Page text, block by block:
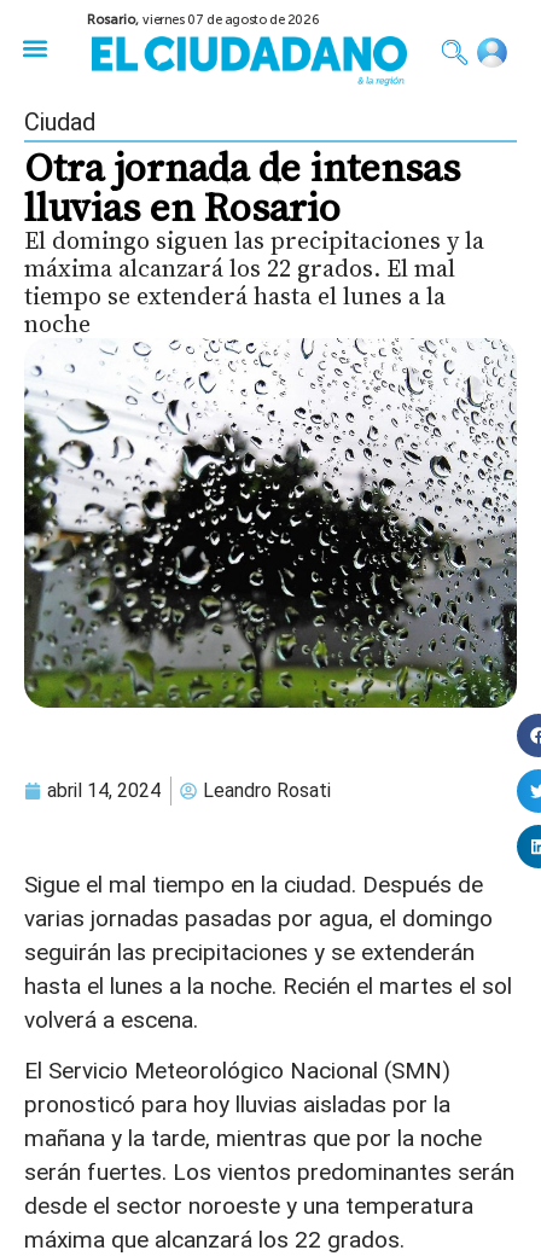
Rosario,viernes 07 de agosto de 2026
Ciudad
Otra jornada de intensas
lluvias en Rosario
El domingo siguen las precipitaciones y la
máxima alcanzará los 22 grados. El mal
tiempo se extenderá hasta el lunes a la
noche
abril 14, 2024 Leandro Rosati
Sigue el mal tiempo en la ciudad. Después de
varias jornadas pasadas por agua, el domingo
seguirán las precipitaciones y se extenderán
hasta el lunes a la noche. Recién el martes el sol
volverá a escena.
El Servicio Meteorológico Nacional (SMN)
pronosticó para hoy lluvias aisladas por la
mañana y la tarde, mientras que por la noche
serán fuertes. Los vientos predominantes serán
desde el sector noroeste y una temperatura
máxima que alcanzará los 22 grados.